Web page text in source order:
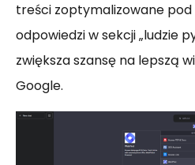
treści zoptymalizowane pod
odpowiedzi w sekcji „ludzie
zwiększa szansę na lepszą
Google.